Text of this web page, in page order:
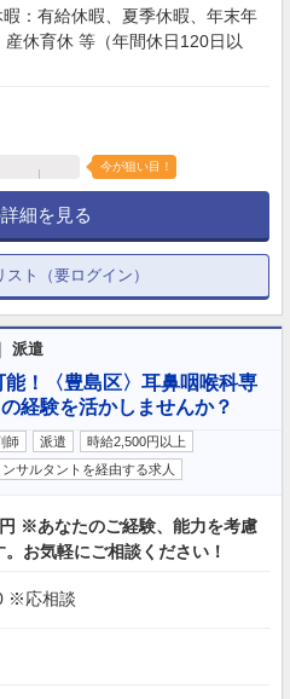
：有給休暇、夏季休暇、年末年
休育休 等（年間休日120日以
今が狙い目！
細を見る
スト（要ログイン）
派遣
！〈豊島区〉耳鼻咽喉科専
経験を活かしませんか？
師 派遣
時給2,500円以上
ンサルタントを経由する求人
※あなたのご経験、能力を考慮
お気軽にご相談ください！
※応相談